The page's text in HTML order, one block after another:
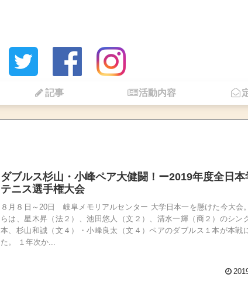
記事 活動内容
ダブルス杉山・小峰ペア大健闘！ー2019年度全日本
テニス選手権大会
８月８日～20日 岐阜メモリアルセンター 大学日本一を懸けた今大会
らは、星木昇（法２）、池田悠人（文２）、清水一輝（商２）のシン
本、杉山和誠（文４）・小峰良太（文４）ペアのダブルス１本が本戦
た。 １年次か...